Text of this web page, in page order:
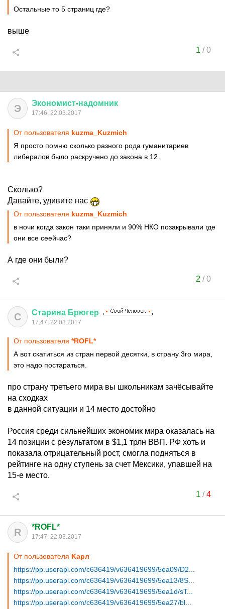
Остальные то 5 страниц где?
выше
1 /0
Э Экономист-надомник
17:46, 22.03.2017
От пользователя kuzma_Kuzmich
Я просто помню сколько разного рода гуманитариев
либералов было раскручено до закона в 12
Сколько?
Давайте, удивите нас
От пользователя kuzma_Kuzmich
в ночи когда закон таки приняли и 90% НКО позакрывали где
они все сеейчас?
А где они были?
2 /0
С Старина Брюгер
17:47, 22.03.2017
От пользователя *ROFL*
А вот скатиться из стран первой десятки, в страну 3го мира,
это надо постараться.
про страну третьего мира вы школьникам зачёсывайте
на сходках
в данной ситуации и 14 место достойно
Россия среди сильнейших экономик мира оказалась на
14 позиции с результатом в $1,1 трлн ВВП. РФ хоть и
показала отрицательный рост, смогла подняться в
рейтинге на одну ступень за счет Мексики, упавшей на
15-е место.
1 /4
R *ROFL*
17:47, 22.03.2017
От пользователя Kapл
https://pp.userapi.com/c636419/v636419699/5ea09/D2...
https://pp.userapi.com/c636419/v636419699/5ea13/8S...
https://pp.userapi.com/c636419/v636419699/5ea1d/sT...
https://pp.userapi.com/c636419/v636419699/5ea27/bl...